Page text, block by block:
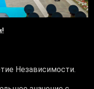
Независимости.